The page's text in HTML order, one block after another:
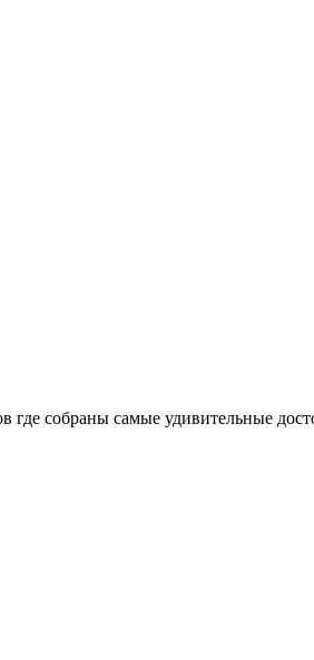
собраны самые удивительные